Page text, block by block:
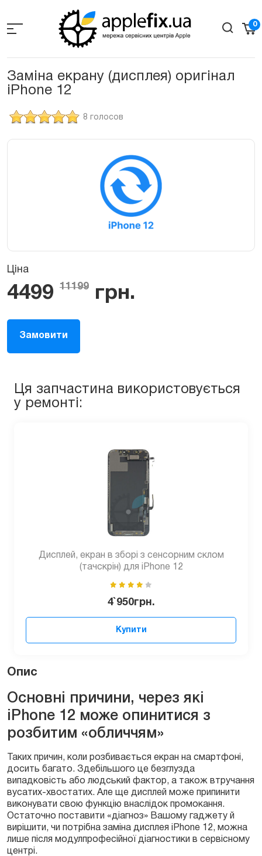
the
0
Заміна екрану (дисплея) оригінал
iPhone 12
8 голосов
Ціна
4499 11199 грн.
Замовити
Ця запчастина використовується
у ремонті:
Дисплей, екран в зборі з сенсорним склом
(тачскрін) для iPhone 12
4`950грн.
Купити
Опис
Основні причини, через які
iPhone 12 може опинитися з
розбитим «обличчям»
Таких причин, коли розбивається екран на смартфоні,
досить багато. Здебільшого це безглузда
випадковість або людський фактор, а також втручання
вусатих-хвостатих. Але ще дисплей може припинити
виконувати свою функцію внаслідок промокання.
Остаточно поставити «діагноз» Вашому гаджету й
вирішити, чи потрібна заміна дисплея iPhone 12, можна
лише після модулпрофесійної діагностики в сервісному
центрі.